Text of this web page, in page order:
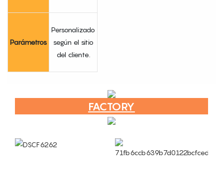
Parámetros
Personalizado
según el sitio
del cliente.
FACTORY